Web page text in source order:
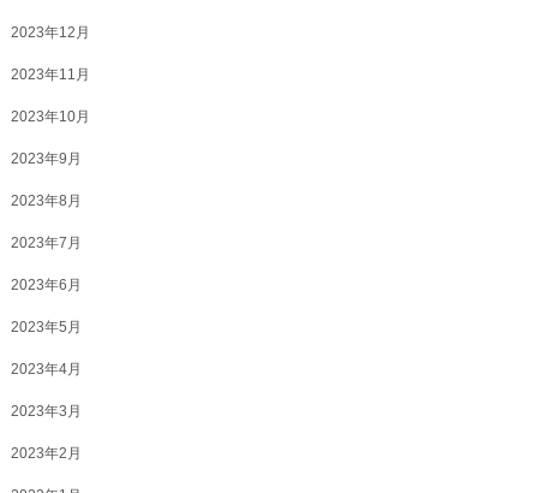
2023年12月
2023年11月
2023年10月
2023年9月
2023年8月
2023年7月
2023年6月
2023年5月
2023年4月
2023年3月
2023年2月